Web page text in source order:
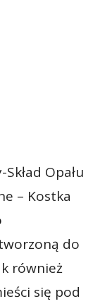
Opału
– Kostka
do
również
się pod